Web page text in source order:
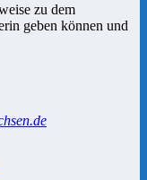
zu dem
geben können und